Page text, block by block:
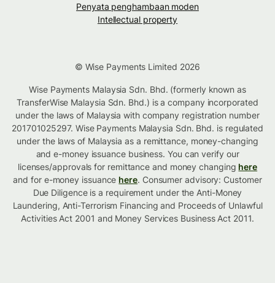
Penyata penghambaan moden
Intellectual property
© Wise Payments Limited 2026
Wise Payments Malaysia Sdn. Bhd. (formerly known as
TransferWise Malaysia Sdn. Bhd.) is a company incorporated
under the laws of Malaysia with company registration number
201701025297. Wise Payments Malaysia Sdn. Bhd. is regulated
under the laws of Malaysia as a remittance, money-changing
and e-money issuance business. You can verify our
licenses/approvals for remittance and money changing here
and for e-money issuance here. Consumer advisory: Customer
Due Diligence is a requirement under the Anti-Money
Laundering, Anti-Terrorism Financing and Proceeds of Unlawful
Activities Act 2001 and Money Services Business Act 2011.